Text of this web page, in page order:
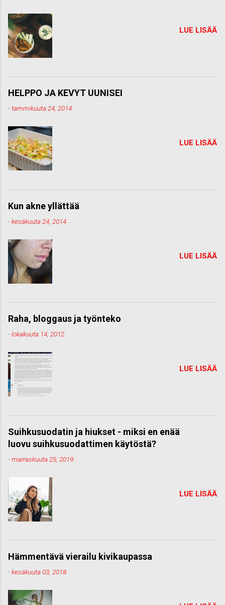
LUE LISÄÄ
HELPPO JA KEVYT UUNISEI
-tammikuuta 24, 2014
LUE LISÄÄ
Kun akne yllättää
-kesäkuuta 24, 2014
LUE LISÄÄ
Raha, bloggaus ja työnteko
-lokakuuta 14, 2012
LUE LISÄÄ
Suihkusuodatin ja hiukset - miksi en enää
luovu suihkusuodattimen käytöstä?
-marraskuuta 25, 2019
LUE LISÄÄ
Hämmentävä vierailu kivikaupassa
-kesäkuuta 03, 2018